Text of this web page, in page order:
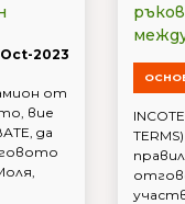
2023
от
вие
да